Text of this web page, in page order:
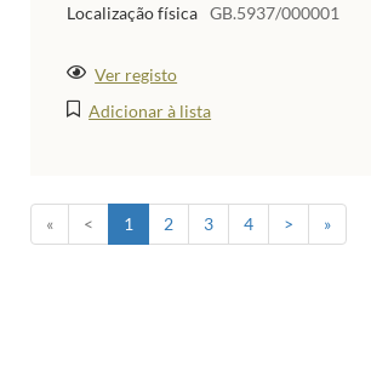
Localização física GB.5937/000001
Ver registo
Adicionar à lista
« < 1 2 3 4 > »